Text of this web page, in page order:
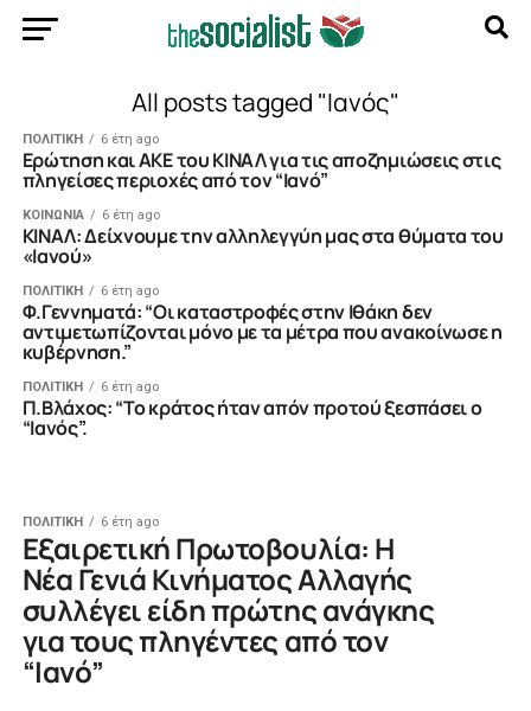
All posts tagged "Ιανός"
ΠΟΛΙΤΙΚΗ 6 έτη ago
Ερώτηση και ΑΚΕ του ΚΙΝΑΛ για τις αποζημιώσεις στις
πληγείσες περιοχές από τον “Ιανό”
ΚΟΙΝΩΝΙΑ 6 έτη ago
ΚΙΝΑΛ: Δείχνουμε την αλληλεγγύη μας στα θύματα του
«Ιανού»
ΠΟΛΙΤΙΚΗ 6 έτη ago
Φ.Γεννηματά: “Οι καταστροφές στην Ιθάκη δεν
αντιμετωπίζονται μόνο με τα μέτρα που ανακοίνωσε η
κυβέρνηση.”
ΠΟΛΙΤΙΚΗ 6 έτη ago
Π.Βλάχος: “Το κράτος ήταν απόν προτού ξεσπάσει ο
“Ιανός”.
ΠΟΛΙΤΙΚΗ 6 έτη ago
Εξαιρετική Πρωτοβουλία: Η
Νέα Γενιά Κινήματος Αλλαγής
συλλέγει είδη πρώτης ανάγκης
για τους πληγέντες από τον
“Ιανό”